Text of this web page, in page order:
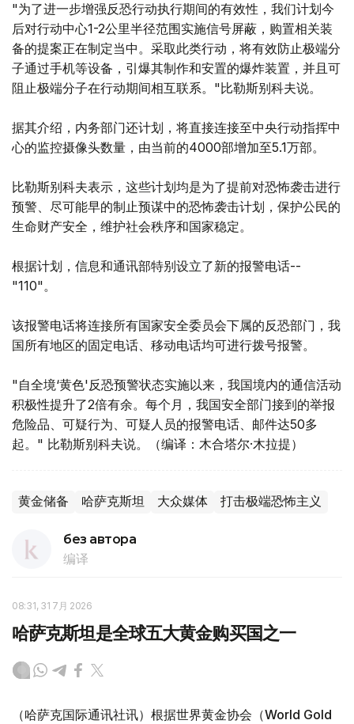
"为了进一步增强反恐行动执行期间的有效性，我们计划今
后对行动中心1-2公里半径范围实施信号屏蔽，购置相关装
备的提案正在制定当中。采取此类行动，将有效防止极端分
子通过手机等设备，引爆其制作和安置的爆炸装置，并且可
阻止极端分子在行动期间相互联系。"比勒斯别科夫说。
据其介绍，内务部门还计划，将直接连接至中央行动指挥中
心的监控摄像头数量，由当前的4000部增加至5.1万部。
比勒斯别科夫表示，这些计划均是为了提前对恐怖袭击进行
预警、尽可能早的制止预谋中的恐怖袭击计划，保护公民的
生命财产安全，维护社会秩序和国家稳定。
根据计划，信息和通讯部特别设立了新的报警电话--
"110"。
该报警电话将连接所有国家安全委员会下属的反恐部门，我
国所有地区的固定电话、移动电话均可进行拨号报警。
"自全境‘黄色'反恐预警状态实施以来，我国境内的通信活动
积极性提升了2倍有余。每个月，我国安全部门接到的举报
危险品、可疑行为、可疑人员的报警电话、邮件达50多
起。" 比勒斯别科夫说。（编译：木合塔尔·木拉提）
黄金储备 哈萨克斯坦 大众媒体 打击极端恐怖主义
без автора
编译
08:31, 31 7月 2026
哈萨克斯坦是全球五大黄金购买国之一
（哈萨克国际通讯社讯）根据世界黄金协会（World Gold